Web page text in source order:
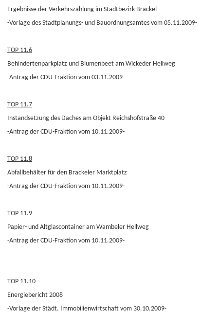
Ergebnisse der Verkehrszählung im Stadtbezirk Brackel
-Vorlage des Stadtplanungs- und Bauordnungsamtes vom 05.11.2009-
TOP 11.6
Behindertenparkplatz und Blumenbeet am Wickeder Hellweg
-Antrag der CDU-Fraktion vom 03.11.2009-
TOP 11.7
Instandsetzung des Daches am Objekt Reichshofstraße 40
-Antrag der CDU-Fraktion vom 10.11.2009-
TOP 11.8
Abfallbehälter für den Brackeler Marktplatz
-Antrag der CDU-Fraktion vom 10.11.2009-
TOP 11.9
Papier- und Altglascontainer am Wambeler Hellweg
-Antrag der CDU-Fraktion vom 10.11.2009-
TOP 11.10
Energiebericht 2008
-Vorlage der Städt. Immobilienwirtschaft vom 30.10.2009-